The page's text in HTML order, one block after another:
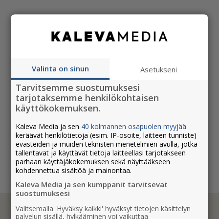
Valinta on sinun Asetukseni
Tarvitsemme suostumuksesi
tarjotaksemme henkilökohtaisen
käyttökokemuksen.
Kaleva Media ja sen 40 kolmannen osapuolen myyjää
keräävät henkilötietoja (esim. IP-osoite, laitteen tunniste)
evästeiden ja muiden teknisten menetelmien avulla, jotka
tallentavat ja käyttävät tietoja laitteellasi tarjotakseen
parhaan käyttäjäkokemuksen sekä näyttääkseen
kohdennettua sisältöä ja mainontaa.
Kaleva Media ja sen kumppanit tarvitsevat
suostumuksesi
Valitsemalla 'Hyväksy kaikki' hyväksyt tietojen käsittelyn
palvelun sisällä, hylkääminen voi vaikuttaa